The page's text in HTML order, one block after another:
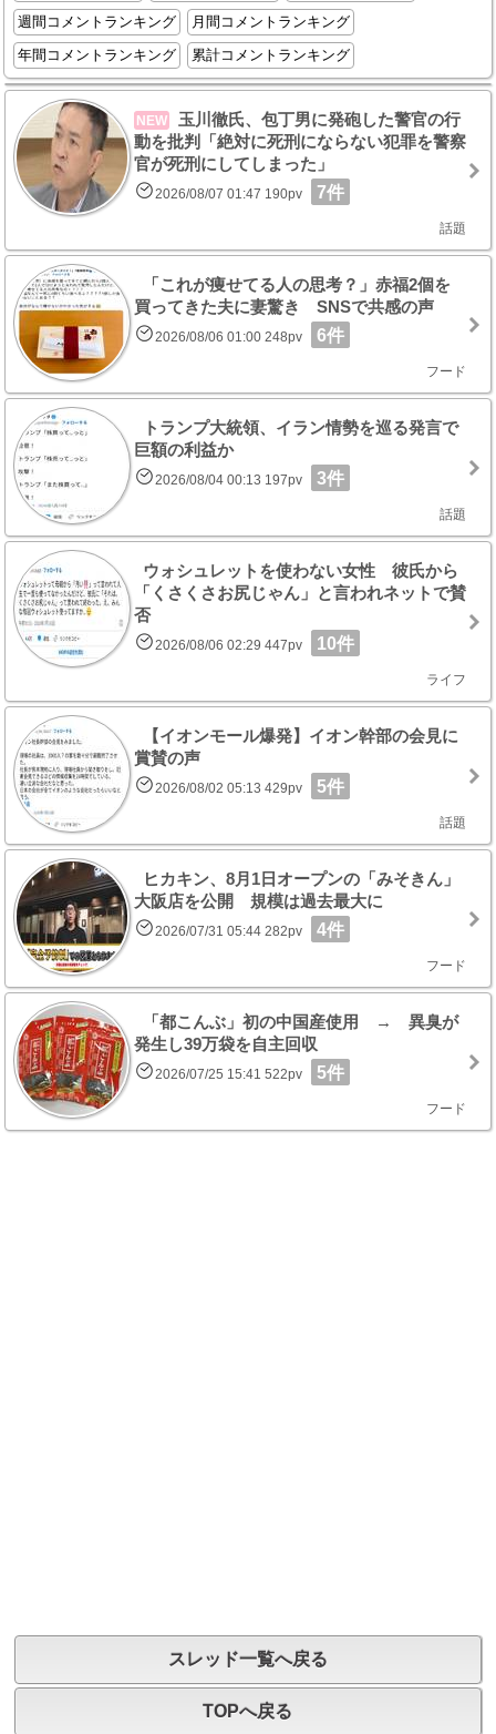
週間コメントランキング
月間コメントランキング
年間コメントランキング
累計コメントランキング
NEW
玉川徹氏、包丁男に発砲した警官の行
動を批判「絶対に死刑にならない犯罪を警察
官が死刑にしてしまった」
2026/08/07 01:47 190pv 7件
話題
「これが痩せてる人の思考？」赤福2個を
買ってきた夫に妻驚き SNSで共感の声
2026/08/06 01:00 248pv 6件
フード
トランプ大統領、イラン情勢を巡る発言で
巨額の利益か
2026/08/04 00:13 197pv 3件
話題
ウォシュレットを使わない女性 彼氏から
「くさくさお尻じゃん」と言われネットで賛
否
2026/08/06 02:29 447pv 10件
ライフ
【イオンモール爆発】イオン幹部の会見に
賞賛の声
2026/08/02 05:13 429pv 5件
話題
ヒカキン、8月1日オープンの「みそきん」
大阪店を公開 規模は過去最大に
2026/07/31 05:44 282pv 4件
フード
「都こんぶ」初の中国産使用 → 異臭が
発生し39万袋を自主回収
2026/07/25 15:41 522pv 5件
フード
スレッド一覧へ戻る
TOPへ戻る